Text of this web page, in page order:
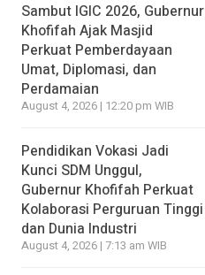
Sambut IGIC 2026, Gubernur
Khofifah Ajak Masjid
Perkuat Pemberdayaan
Umat, Diplomasi, dan
Perdamaian
August 4, 2026 | 12:20 pm WIB
Pendidikan Vokasi Jadi
Kunci SDM Unggul,
Gubernur Khofifah Perkuat
Kolaborasi Perguruan Tinggi
dan Dunia Industri
August 4, 2026 | 7:13 am WIB